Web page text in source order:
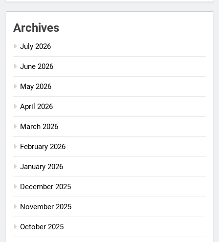
Archives
July 2026
June 2026
May 2026
April 2026
March 2026
February 2026
January 2026
December 2025
November 2025
October 2025